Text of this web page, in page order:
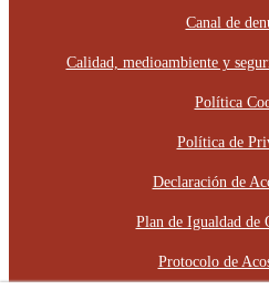
Canal de
Calidad, medioambiente y
Política
Política de
Declaración de
Plan de Igualdad de
Protocolo de